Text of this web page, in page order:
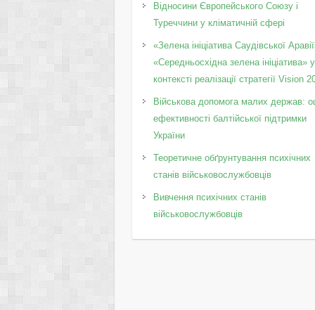
Відносини Європейського Союзу і
Туреччини у кліматичній сфері
«Зелена ініціатива Саудівської
«Середньосхідна зелена ініціатива» у
контексті реалізації стратегії Vision
Військова допомога малих держав:
ефективності балтійської підтримки
України
Теоретичне обґрунтування психічних
станів військовослужбовців
Вивчення психічних станів
військовослужбовців